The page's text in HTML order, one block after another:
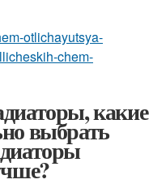
otlichayutsya-
chem-
какие
выбрать